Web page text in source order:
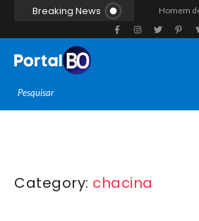
Breaking News
Duplo homicídio com características de execução choca a região do Vale do Açu; primos são mortos a tiros às margens da RN-118 em Itajá
Category: chacina